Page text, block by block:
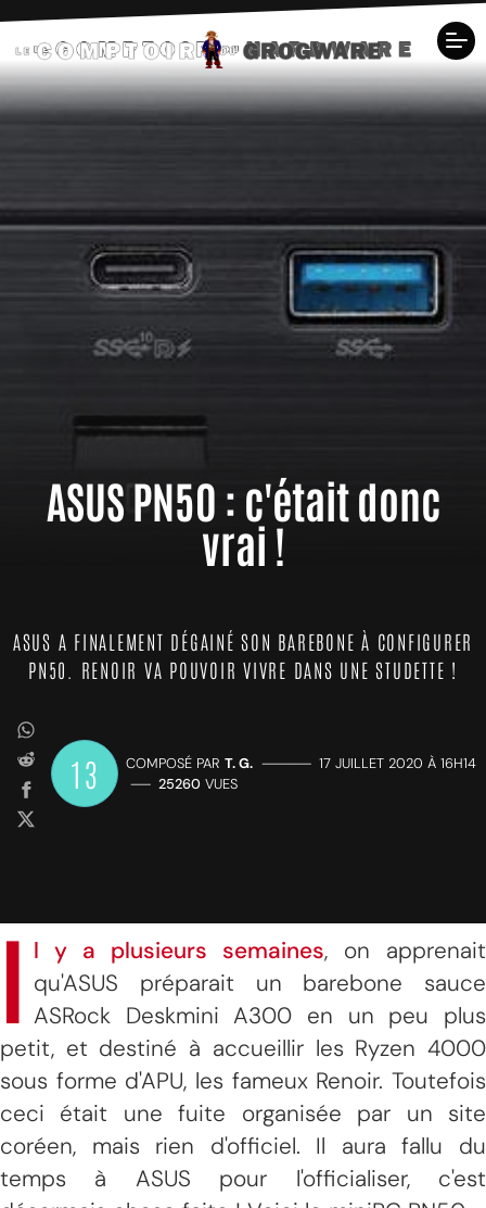
ASUS PN50 : c'était donc
vrai !
ASUS A FINALEMENT DÉGAINÉ SON BAREBONE À CONFIGURER
PN50. RENOIR VA POUVOIR VIVRE DANS UNE STUDETTE !
13 COMPOSÉ PAR T. G. ————— 17 JUILLET 2020 À 16H14
—— 25260 VUES
I l y a plusieurs semaines, on apprenait
qu'ASUS préparait un barebone sauce
ASRock Deskmini A300 en un peu plus
petit, et destiné à accueillir les Ryzen 4000
sous forme d'APU, les fameux Renoir. Toutefois
ceci était une fuite organisée par un site
coréen, mais rien d'officiel. Il aura fallu du
temps à ASUS pour l'officialiser, c'est